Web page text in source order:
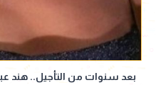
بعد سنوات من التأجيل.. هند